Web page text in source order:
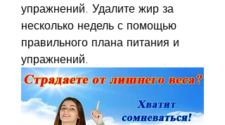
упражнений. Удалите жир за
несколько недель с помощью
правильного плана питания и
упражнений.